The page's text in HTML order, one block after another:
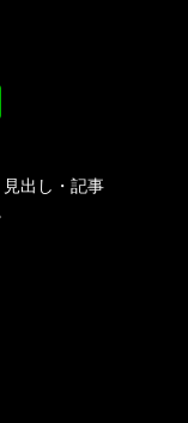
出し・記事